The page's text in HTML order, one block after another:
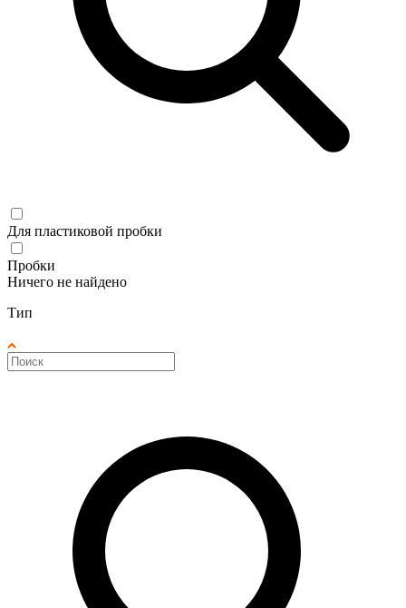
Для пластиковой пробки
Пробки
Ничего не найдено
Тип